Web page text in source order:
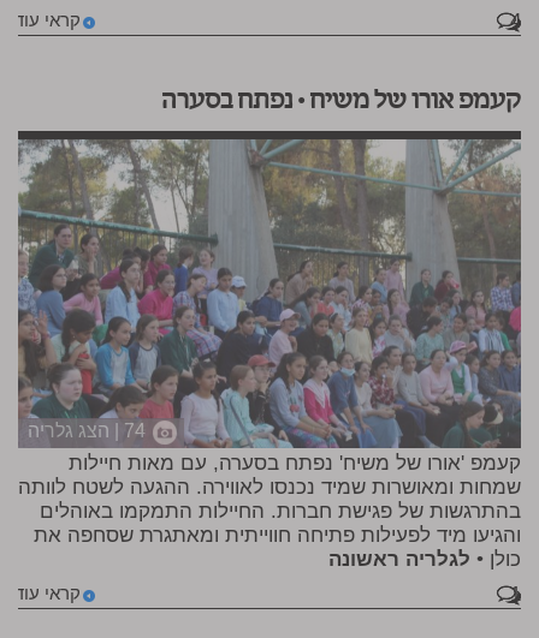
קראי עוד 4
קעמפ אורו של משיח • נפתח בסערה
74 | הצג גלריה
קעמפ 'אורו של משיח' נפתח בסערה, עם מאות חיילות
שמחות ומאושרות שמיד נכנסו לאווירה. ההגעה לשטח לוותה
בהתרגשות של פגישת חברות. החיילות התמקמו באוהלים
והגיעו מיד לפעילות פתיחה חווייתית ומאתגרת שסחפה את
כולן • לגלריה ראשונה
קראי עוד 1